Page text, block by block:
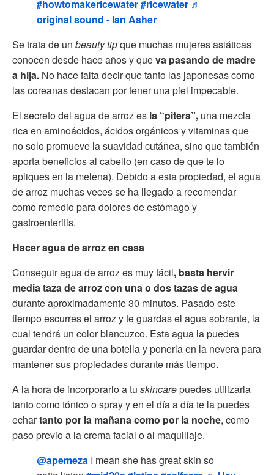
#howtomakericewater#ricewater ♬
original sound - Ian Asher
Se trata de un beauty tipque muchas mujeres asiáticas
conocen desde hace años y queva pasando de madre
a hija. No hace falta decir que tanto las japonesas como
las coreanas destacan por tener una piel impecable.
El secreto del agua de arroz es la “pitera”, una mezcla
rica en aminoácidos, ácidos orgánicos y vitaminas que
no solo promueve la suavidad cutánea, sino que también
aporta beneficios al cabello (en caso de que te lo
apliques en la melena). Debido a esta propiedad, el agua
de arroz muchas veces se ha llegado a recomendar
como remedio para dolores de estómago y
gastroenteritis.
Hacer agua de arroz en casa
Conseguir agua de arroz es muy fácil, basta hervir
media taza de arroz con una o dos tazas de agua
durante aproximadamente 30 minutos. Pasado este
tiempo escurres el arroz y te guardas el agua sobrante, la
cual tendrá un color blancuzco. Esta agua la puedes
guardar dentro de una botella y ponerla en la nevera para
mantener sus propiedades durante más tiempo.
A la hora de incorporarlo a tu skincarepuedes utilizarla
tanto como tónico o spray y en el día a día te la puedes
echartanto por la mañana como por la noche, como
paso previo a la crema facial o al maquillaje.
@apemeza I mean she has great skin so